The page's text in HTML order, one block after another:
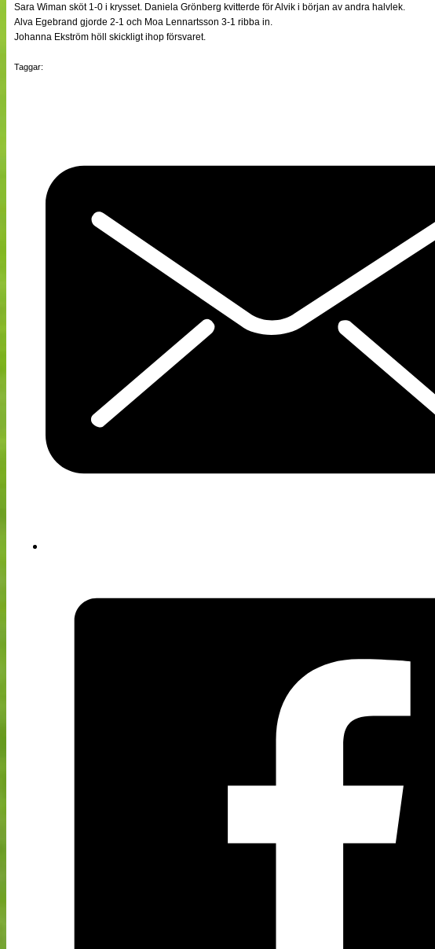
Medlemmar
Medlemsbilder
Till klubbkassan
Sara Wiman sköt 1-0 i krysset. Daniela Grönberg kvitterde för Alvik i början av andra halvlek.
Alva Egebrand gjorde 2-1 och Moa Lennartsson 3-1 ribba in.
Johanna Ekström höll skickligt ihop försvaret.
Taggar: